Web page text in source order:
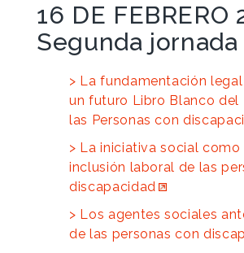
16 DE FEBRERO
Segunda jornada
La fundamentación
un futuro Libro Blanco del
las Personas con
La iniciativa social
inclusión laboral de las
discapacidad
Los agentes sociales
de las personas con